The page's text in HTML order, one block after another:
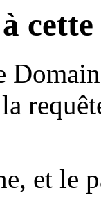
et le